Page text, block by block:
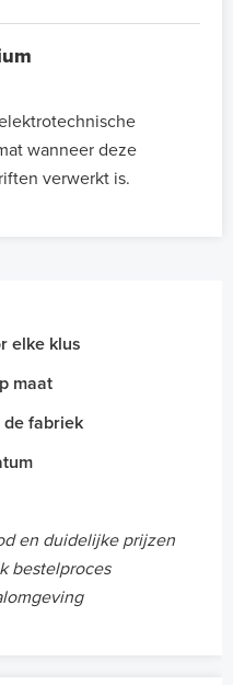
wanneer deze
verwerkt is.
elke klus
maat
fabriek
en duidelijke prijzen
bestelproces